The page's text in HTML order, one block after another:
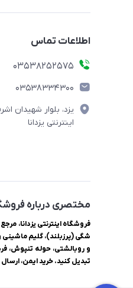
اطلاعات تماس
03538252575
03538334300
یزد، بلوار شهیدان
اینترنتی یزدانا
مختصری درباره
شگی (پرزبلند)، گلیم
و روبالشتی، حوله تنپوش،
تبدیل کنید. خرید ایمن،